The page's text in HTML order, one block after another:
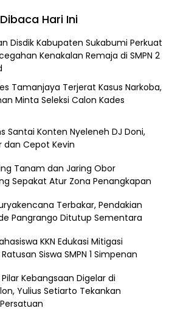
Hari Ini
Disdik Kabupaten Sukabumi Perkuat
Kenakalan Remaja di SMPN 2
Tamanjaya Terjerat Kasus Narkoba,
Minta Seleksi Calon Kades
Santai Konten Nyeleneh DJ Doni,
dan Cepot Kevin
Tanam dan Jaring Obor
Sepakat Atur Zona Penangkapan
Terbakar, Pendakian
Pangrango Ditutup Sementara
KKN Edukasi Mitigasi
Siswa SMPN 1 Simpenan
Kebangsaan Digelar di
Yulius Setiarto Tekankan